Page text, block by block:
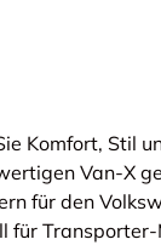
Komfort, Stil
Van-X
für den
für